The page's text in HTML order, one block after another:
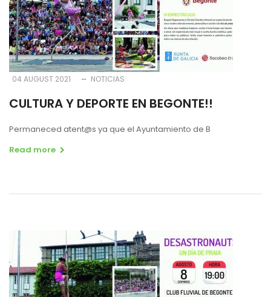
04 AUGUST 2021 NOTICIAS
CULTURA Y DEPORTE EN BEGONTE!!
Permaneced atent@s ya que el Ayuntamiento de B
Read more